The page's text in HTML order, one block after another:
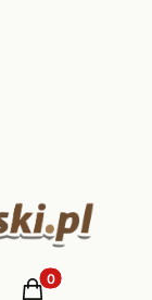
Produkty w